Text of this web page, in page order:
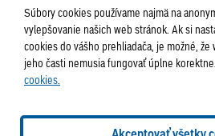
HISTÓRIA PODUJATIA
info@lamac.sk
Dispečing:
Súbory cookies používame najmä na
vylepšovanie našich web stránok. Ak si
cookies do vášho prehliadača, je možné,
jeho časti nemusia fungovať úplne korektne.
cookies.